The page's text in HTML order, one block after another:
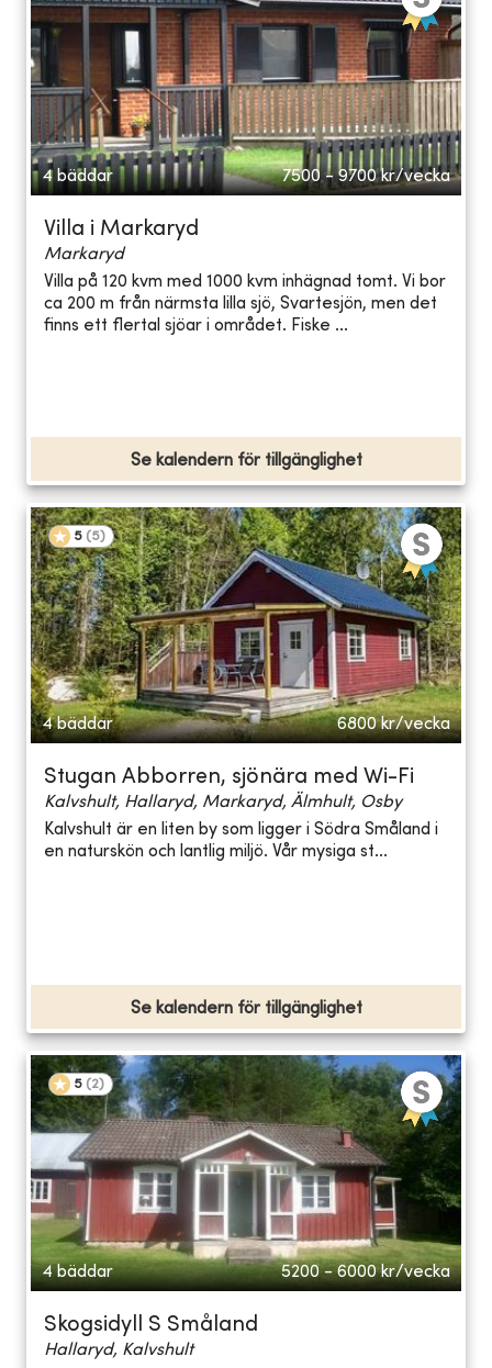
4 bäddar 7500 - 9700 kr/vecka
Villa i Markaryd
Markaryd
Villa på 120 kvm med 1000 kvm inhägnad tomt. Vi bor
ca 200 m från närmsta lilla sjö, Svartesjön, men det
finns ett flertal sjöar i området. Fiske ...
Se kalendern för tillgänglighet
5 (5)
4 bäddar 6800 kr/vecka
Stugan Abborren, sjönära med Wi-Fi
Kalvshult, Hallaryd, Markaryd, Älmhult, Osby
Kalvshult är en liten by som ligger i Södra Småland i
en naturskön och lantlig miljö. Vår mysiga st...
Se kalendern för tillgänglighet
5 (2)
4 bäddar 5200 - 6000 kr/vecka
Skogsidyll S Småland
Hallaryd, Kalvshult